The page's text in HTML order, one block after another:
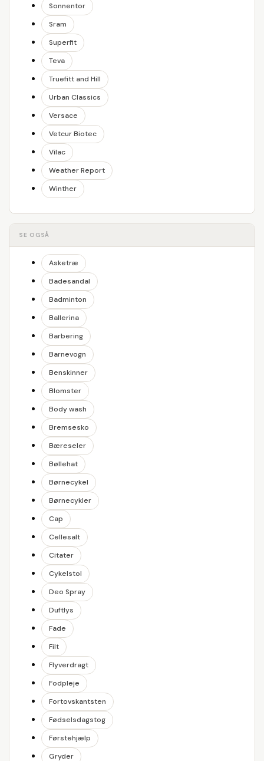
Sonnentor
Sram
Superfit
Teva
Truefitt and Hill
Urban Classics
Versace
Vetcur Biotec
Vilac
Weather Report
Winther
SE OGSÅ
Asketræ
Badesandal
Badminton
Ballerina
Barbering
Barnevogn
Benskinner
Blomster
Body wash
Bremsesko
Bæreseler
Bøllehat
Børnecykel
Børnecykler
Cap
Cellesalt
Citater
Cykelstol
Deo Spray
Duftlys
Fade
Filt
Flyverdragt
Fodpleje
Fortovskantsten
Fødselsdagstog
Førstehjælp
Gryder